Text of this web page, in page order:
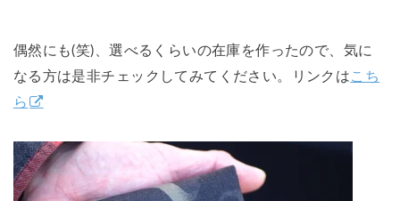
偶然にも(笑)、選べるくらいの在庫を作ったので、気に
なる方は是非チェックしてみてください。リンクはこち
ら